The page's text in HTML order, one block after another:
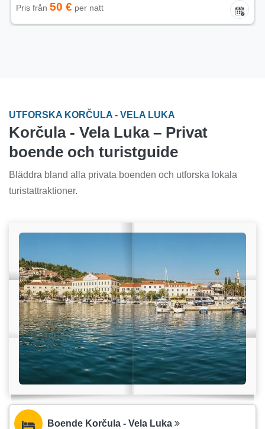
Pris från 50 € per natt
UTFORSKA KORČULA - VELA LUKA
Korčula - Vela Luka – Privat
boende och turistguide
Bläddra bland alla privata boenden och utforska lokala
turistattraktioner.
Boende Korčula - Vela Luka